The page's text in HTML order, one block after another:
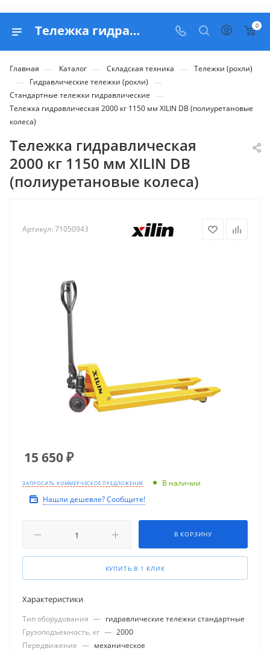
Тележка гидравлическая 2000 кг 1150 мм XILIN DB (полиуретановые колеса) - купить в Belapex 0
Главная — Каталог — Складская техника — Тележки (рохли)
— Гидравлические тележки (рохли) —
Стандартные тележки гидравлические —
Тележка гидравлическая 2000 кг 1150 мм XILIN DB (полиуретановые
колеса)
Тележка гидравлическая
2000 кг 1150 мм XILIN DB
(полиуретановые колеса)
Артикул: 71050943
15 650₽
ЗАПРОСИТЬ КОММЕРЧЕСКОЕ ПРЕДЛОЖЕНИЕ
В наличии
Нашли дешевле? Сообщите!
В КОРЗИНУ
КУПИТЬ В 1 КЛИК
Характеристики
Тип оборудования — гидравлические тележки стандартные
Грузоподъемность, кг — 2000
Передвижение — механическое